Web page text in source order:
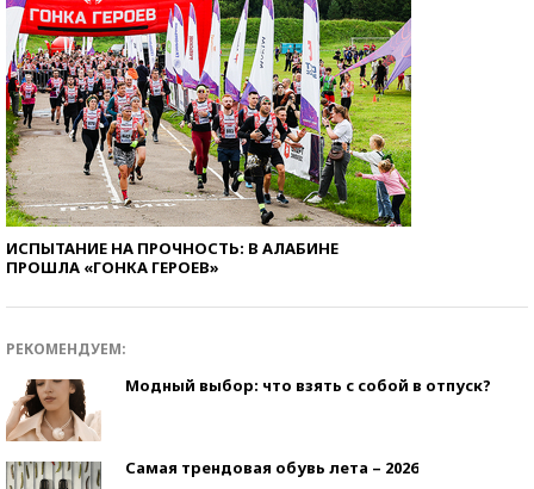
ИСПЫТАНИЕ НА ПРОЧНОСТЬ: В АЛАБИНЕ
ПРОШЛА «ГОНКА ГЕРОЕВ»
РЕКОМЕНДУЕМ:
Модный выбор: что взять с собой в отпуск?
Самая трендовая обувь лета – 2026